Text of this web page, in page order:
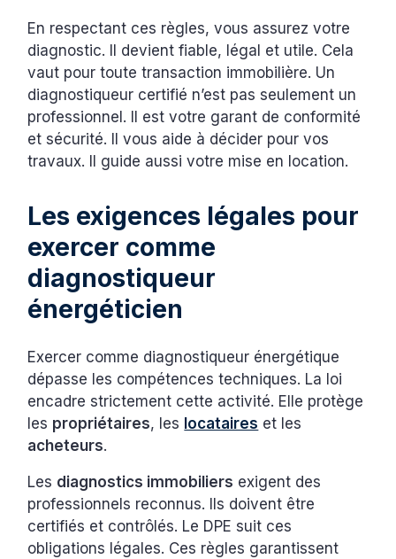
En respectant ces règles, vous assurez votre
diagnostic. Il devient fiable, légal et utile. Cela
vaut pour toute transaction immobilière. Un
diagnostiqueur certifié n’est pas seulement un
professionnel. Il est votre garant de conformité
et sécurité. Il vous aide à décider pour vos
travaux. Il guide aussi votre mise en location.
Les exigences légales pour
exercer comme
diagnostiqueur
énergéticien
Exercer comme diagnostiqueur énergétique
dépasse les compétences techniques. La loi
encadre strictement cette activité. Elle protège
les propriétaires, les locataires et les
acheteurs.
Les diagnostics immobiliers exigent des
professionnels reconnus. Ils doivent être
certifiés et contrôlés. Le DPE suit ces
obligations légales. Ces règles garantissent